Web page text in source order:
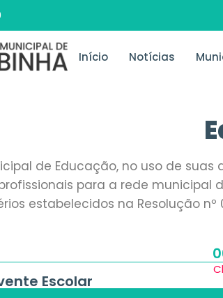
Início Notícias
de Educação, no uso de suas
para a rede municipal
estabelecidos na Resolução nº
Escolar